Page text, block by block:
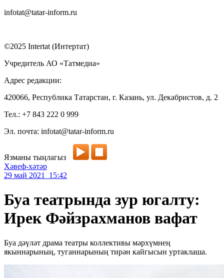
infotat@tatar-inform.ru
©2025 Intertat (Интертат)
Учредитель АО «Татмедиа»
Адрес редакции:
420066, Республика Татарстан, г. Казань, ул. Декабристов, д. 2
Тел.: +7 843 222 0 999
Эл. почта: infotat@tatar-inform.ru
Язманы тыңлагыз
Хәвеф-хәтәр
29 май 2021 15:42
Буа театрында зур югалту:
Ирек Фәйзрахманов вафат
Буа дәүләт драма театры коллективы мәрхүмнең
якыннарының, туганнарының тирән кайгысын уртаклаша.